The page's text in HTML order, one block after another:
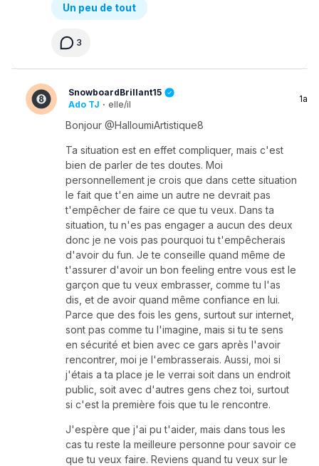
Un peu de tout
3
SnowboardBrillant15
Ado TJ · elle/il
1a
Bonjour @HalloumiArtistique8
Ta situation est en effet compliquer, mais c'est
bien de parler de tes doutes. Moi
personnellement je crois que dans cette situation
le fait que t'en aime un autre ne devrait pas
t'empêcher de faire ce que tu veux. Dans ta
situation, tu n'es pas engager a aucun des deux
donc je ne vois pas pourquoi tu t'empêcherais
d'avoir du fun. Je te conseille quand même de
t'assurer d'avoir un bon feeling entre vous est le
garçon que tu veux embrasser, comme tu l'as
dis, et de avoir quand même confiance en lui.
Parce que des fois les gens, surtout sur internet,
sont pas comme tu l'imagine, mais si tu te sens
en sécurité et bien avec ce gars après l'avoir
rencontrer, moi je l'embrasserais. Aussi, moi si
j'étais a ta place je le verrai soit dans un endroit
public, soit avec d'autres gens chez toi, surtout
si c'est la première fois que tu le rencontre.
J'espère que j'ai pu t'aider, mais dans tous les
cas tu reste la meilleure personne pour savoir ce
que tu veux faire. Reviens quand tu veux sur le